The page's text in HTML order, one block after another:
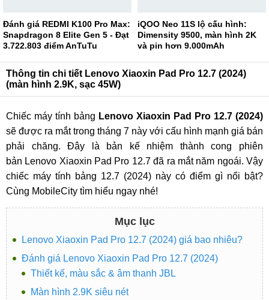
Đánh giá REDMI K100 Pro Max:
Snapdragon 8 Elite Gen 5 - Đạt
3.722.803 điểm AnTuTu
iQOO Neo 11S lộ cấu hình:
Dimensity 9500, màn hình 2K
và pin hơn 9.000mAh
Thông tin chi tiết Lenovo Xiaoxin Pad Pro 12.7 (2024)
(màn hình 2.9K, sạc 45W)
Chiếc máy tính bảng Lenovo Xiaoxin Pad Pro 12.7 (2024)
sẽ được ra mắt trong tháng 7 này với cấu hình mạnh giá bán
phải chăng. Đây là bản kế nhiệm thành cong phiên
bản Lenovo Xiaoxin Pad Pro 12.7 đã ra mắt năm ngoái. Vậy
chiếc máy tính bảng 12.7 (2024) này có điểm gì nổi bật?
Cùng MobileCity tìm hiểu ngay nhé!
Mục lục
Lenovo Xiaoxin Pad Pro 12.7 (2024) giá bao nhiêu?
Đánh giá Lenovo Xiaoxin Pad Pro 12.7 (2024)
Thiết kế, màu sắc & âm thanh JBL
Màn hình 2.9K siêu nét